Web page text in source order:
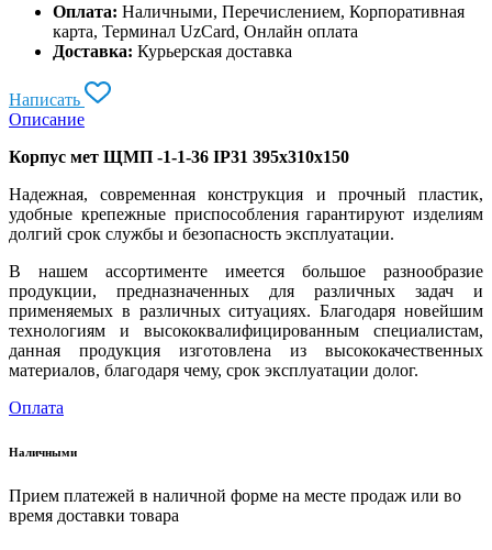
Оплата: Наличными, Перечислением, Корпоративная
карта, Терминал UzCard, Онлайн оплата
Доставка: Курьерская доставка
Написать
Описание
Корпус мет ЩМП -1-1-36 IP31 395х310х150
Надежная, современная конструкция и прочный пластик,
удобные крепежные приспособления гарантируют изделиям
долгий срок службы и безопасность эксплуатации.
В нашем ассортименте имеется большое разнообразие
продукции, предназначенных для различных задач и
применяемых в различных ситуациях. Благодаря новейшим
технологиям и высококвалифицированным специалистам,
данная продукция изготовлена из высококачественных
материалов, благодаря чему, срок эксплуатации долог.
Оплата
Наличными
Прием платежей в наличной форме на месте продаж или во
время доставки товара